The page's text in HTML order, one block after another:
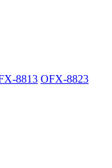
8813 OFX-8823